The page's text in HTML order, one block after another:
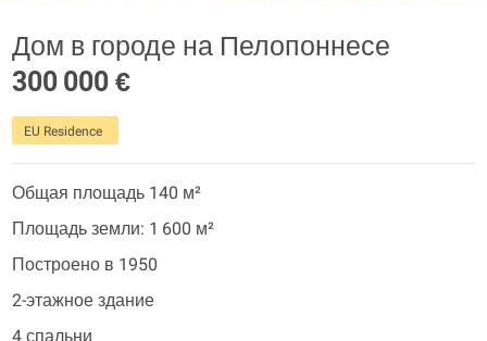
Дом в городе на Пелопоннесе
300 000 €
EU Residence
Общая площадь 140 м²
Площадь земли: 1 600 м²
Построено в 1950
2-этажное здание
4 спальни